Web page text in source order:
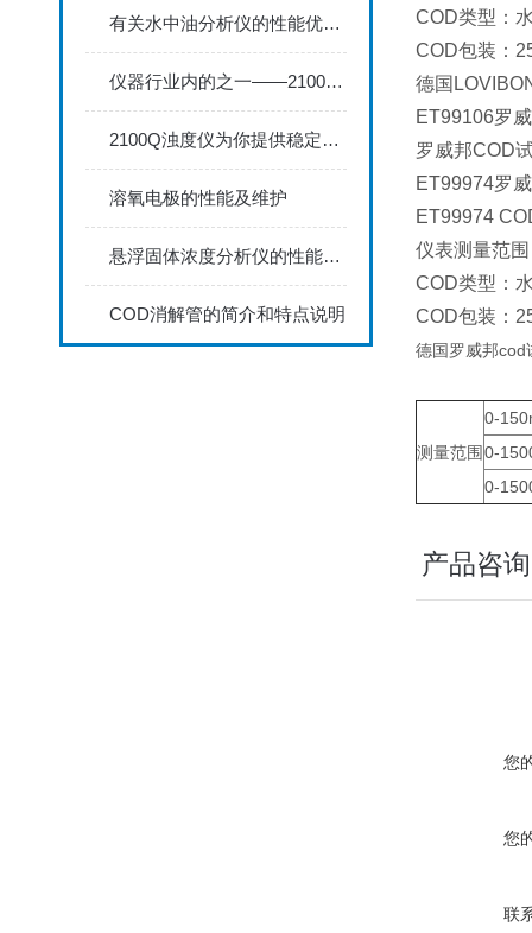
有关水中油分析仪的性能优点及应用领域，是不是一目了然了
仪器行业内的之一——2100Q浊度仪
2100Q浊度仪为你提供稳定、准确的测量结果
溶氧电极的性能及维护
悬浮固体浓度分析仪的性能特点和使用方法介绍
COD消解管的简介和特点说明
COD类型：
COD包装：
德国
ET99106罗
罗威邦COD
ET99974罗
ET99974
仪表测量范
COD类型：
COD包装：
德国罗威邦
测量范围
0-
0-
0-
产品咨询
您
您
联